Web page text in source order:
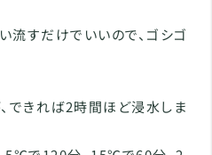
流すだけでいいので、ゴシゴ
できれば2時間ほど浸水しま